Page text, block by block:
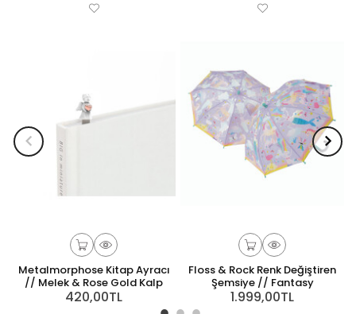
Metalmorphose Kitap Ayracı
// Melek & Rose Gold Kalp
420,00TL
Floss & Rock Renk Değiştiren
Şemsiye // Fantasy
1.999,00TL